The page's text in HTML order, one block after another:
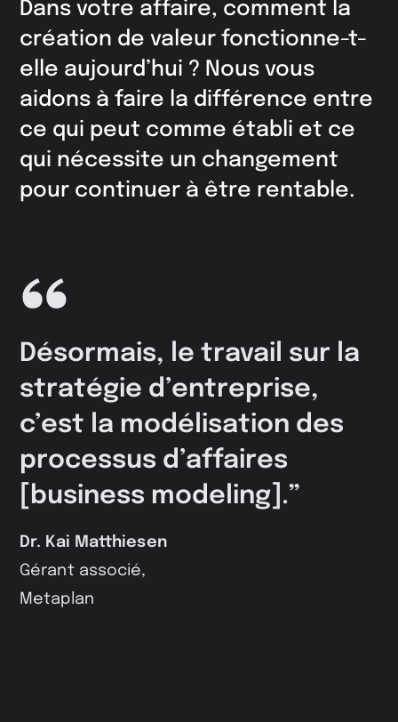
Dans votre affaire, comment la
création de valeur fonctionne-t-
elle aujourd’hui ? Nous vous
aidons à faire la différence entre
ce qui peut comme établi et ce
qui nécessite un changement
pour continuer à être rentable.
Désormais, le travail sur la
stratégie d’entreprise,
c’est la modélisation des
processus d’affaires
[business modeling].”
Dr. Kai Matthiesen
Gérant associé,
Metaplan